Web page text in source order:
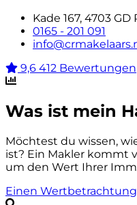
Kade 167, 4703 GD
0165 - 201 091
9,6 412 Bewertungen
Was ist mein
Möchtest du wissen,
ist? Ein Makler kommt
um den Wert Ihrer
Einen